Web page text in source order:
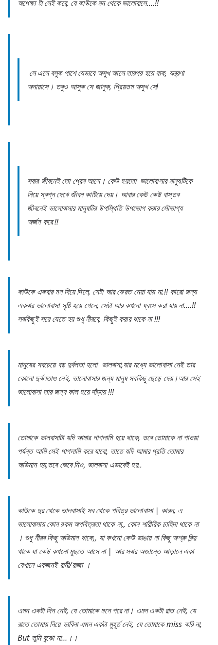
অপেক্ষা টা সেই করে, যে কাউকে মন থেকে ভালোবাসে….!!
সে এসে বসুক পাশে যেভাবে অসুখ আসে তারপর হয়ে যাক, যন্ত্রণা
অনায়াসে। তবুও আসুক সে জানুক, প্রিয়তম অসুখ সে!
সবার জীবনেই তো প্রেম আসে। কেউ হয়তো ভালোবাসার মানুষটিকে
নিয়ে স্বপ্ন দেখে জীবন কাটিয়ে দেয়। আবার কেউ কেউ বাস্তব
জীবনেই ভালোবাসার মানুষটির উপস্থিতি উপভোগ করার সৌভাগ্য
অর্জন করে !!
কাউকে একবার মন দিয়ে দিলে, সেটা আর ফেরত নেয়া যায় না.!! কারো জন্য
একবার ভালোবাসা সৃষ্টি হয়ে গেলে, সেটা আর কখনো ধ্বংস করা যায় না….!!
সবকিছুই সয়ে যেতে হয় শুধু নীরবে, কিছুই করার থাকে না !!!
মানুষের সবচেয়ে বড় দুর্বলতা হলো ভালবাসা,যার মধ্যে ভালোবাসা নেই তার
কোনো দুর্বলতাও নেই, ভালোবাসার জন্য মানুষ সবকিছু ছেড়ে দেয়।আর সেই
ভালোবাসা তার জন্য কাল হয়ে দাঁড়ায় !!!
তোমাকে ভালবাসাটা যদি আমার পাগলামি হয়ে থাকে, তবে তোমাকে না পাওয়া
পর্যন্ত আমি সেই পাগলামি করে যাবো, তাতে যদি আমার প্রতি তোমার
অভিমান হয়,তবে ভেবে নিও, ভালবাসা এভাবেই হয়..
কাউকে দুর থেকে ভালবাসাই সব থেকে পবিত্র ভালোবাসা | কারন, এ
ভালোবাসায় কোন রকম অপবিত্রতা থাকে না,, কোন শারীরিক চাহিদা থাকে না
। শুধু নীরব কিছু অভিমান থাকে,, যা কখনো কেউ ভাঙায় না কিছু অশ্রু বিন্দু
থাকে যা কেউ কখনো মুছতে আসে না | আর সবার অজান্তে আড়ালে একা
যেখানে একজনই রানী/রাজা ।
এমন একটা দিন নেই, যে তোমাকে মনে পরে না। এমন একটা রাত নেই, যে
রাতে তোমায় নিয়ে ভাবিনা এমন একটা মুহূর্ত নেই, যে তোমাকে miss করি না,
But তুমি বুঝো না…।।